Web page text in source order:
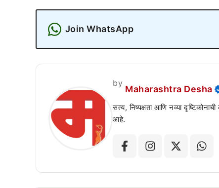
Join WhatsApp
by
Maharashtra Desha
सत्य, निष्पक्षता आणि नव्या
आहे.